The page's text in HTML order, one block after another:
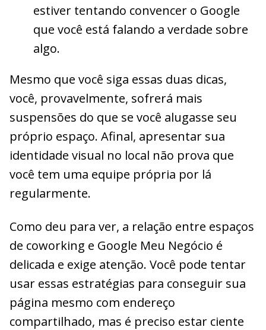
estiver tentando convencer o Google
que você está falando a verdade sobre
algo.
Mesmo que você siga essas duas dicas,
você, provavelmente, sofrerá mais
suspensões do que se você alugasse seu
próprio espaço. Afinal, apresentar sua
identidade visual no local não prova que
você tem uma equipe própria por lá
regularmente.
Como deu para ver, a relação entre espaços
de coworking e Google Meu Negócio é
delicada e exige atenção. Você pode tentar
usar essas estratégias para conseguir sua
página mesmo com endereço
compartilhado, mas é preciso estar ciente